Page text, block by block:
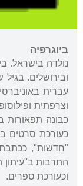
ביוגרפיה
נולדה בישראל.
ובירושלים.
עברית
וצרפתית
כבונה תפאורות
כעורכת סרטים
"חדשות", ככתבת
התרבות
וכעורכת ספרים.